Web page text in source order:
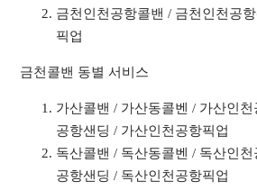
금천인천공항콜밴 / 금천인천공
픽업
금천콜밴 동별 서비스
가산콜밴 / 가산동콜벤 / 가산인
공항샌딩 / 가산인천공항픽업
독산콜밴 / 독산동콜벤 / 독산인
공항샌딩 / 독산인천공항픽업